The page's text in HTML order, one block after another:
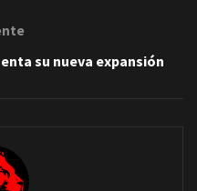
su nueva expansión